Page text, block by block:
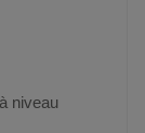
niveau